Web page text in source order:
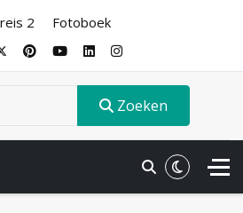
2 Fotoboek
Zoeken